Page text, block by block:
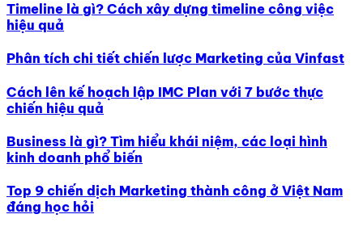
Timeline là gì? Cách xây dựng timeline công việc
hiệu quả
Phân tích chi tiết chiến lược Marketing của Vinfast
Cách lên kế hoạch lập IMC Plan với 7 bước thực
chiến hiệu quả
Business là gì? Tìm hiểu khái niệm, các loại hình
kinh doanh phổ biến
Top 9 chiến dịch Marketing thành công ở Việt Nam
đáng học hỏi